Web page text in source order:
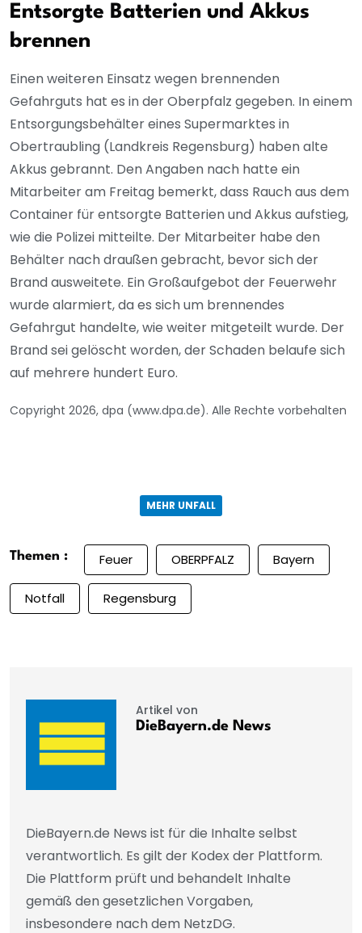
Entsorgte Batterien und Akkus
brennen
Einen weiteren Einsatz wegen brennenden
Gefahrguts hat es in der Oberpfalz gegeben. In einem
Entsorgungsbehälter eines Supermarktes in
Obertraubling (Landkreis Regensburg) haben alte
Akkus gebrannt. Den Angaben nach hatte ein
Mitarbeiter am Freitag bemerkt, dass Rauch aus dem
Container für entsorgte Batterien und Akkus aufstieg,
wie die Polizei mitteilte. Der Mitarbeiter habe den
Behälter nach draußen gebracht, bevor sich der
Brand ausweitete. Ein Großaufgebot der Feuerwehr
wurde alarmiert, da es sich um brennendes
Gefahrgut handelte, wie weiter mitgeteilt wurde. Der
Brand sei gelöscht worden, der Schaden belaufe sich
auf mehrere hundert Euro.
Copyright 2026, dpa (www.dpa.de). Alle Rechte vorbehalten
MEHR UNFALL
Themen : Feuer OBERPFALZ Bayern
Notfall Regensburg
Artikel von
DieBayern.de News
DieBayern.de News ist für die Inhalte selbst
verantwortlich. Es gilt der Kodex der Plattform.
Die Plattform prüft und behandelt Inhalte
gemäß den gesetzlichen Vorgaben,
insbesondere nach dem NetzDG.